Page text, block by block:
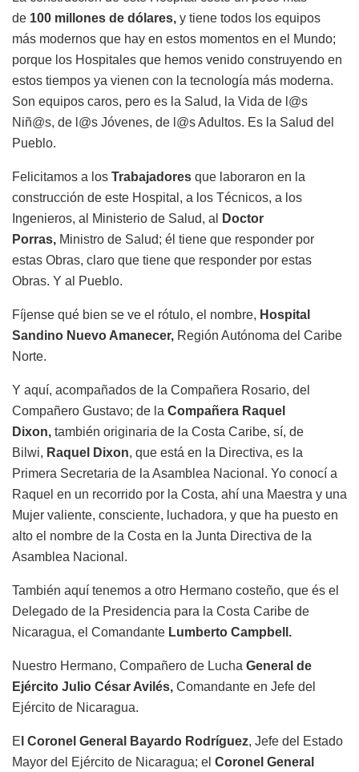
de 100 millones de dólares, y tiene todos los equipos
más modernos que hay en estos momentos en el Mundo;
porque los Hospitales que hemos venido construyendo en
estos tiempos ya vienen con la tecnología más moderna.
Son equipos caros, pero es la Salud, la Vida de l@s
Niñ@s, de l@s Jóvenes, de l@s Adultos. Es la Salud del
Pueblo.
Felicitamos a los Trabajadores que laboraron en la
construcción de este Hospital, a los Técnicos, a los
Ingenieros, al Ministerio de Salud, al
Doctor
Porras, Ministro de Salud; él tiene que responder por
estas Obras, claro que tiene que responder por estas
Obras. Y al Pueblo.
Fíjense qué bien se ve el rótulo, el nombre, Hospital
Sandino Nuevo Amanecer, Región Autónoma del Caribe
Norte.
Y aquí, acompañados de la Compañera Rosario, del
Compañero Gustavo; de la Compañera Raquel
Dixon, también originaria de la Costa Caribe, sí, de
Bilwi, Raquel Dixon, que está en la Directiva, es la
Primera Secretaria de la Asamblea Nacional. Yo conocí a
Raquel en un recorrido por la Costa, ahí una Maestra y una
Mujer valiente, consciente, luchadora, y que ha puesto en
alto el nombre de la Costa en la Junta Directiva de la
Asamblea Nacional.
También aquí tenemos a otro Hermano costeño, que és el
Delegado de la Presidencia para la Costa Caribe de
Nicaragua, el Comandante Lumberto Campbell.
Nuestro Hermano, Compañero de Lucha General de
Ejército Julio César Avilés, Comandante en Jefe del
Ejército de Nicaragua.
E l Coronel General Bayardo Rodríguez, Jefe del Estado
Mayor del Ejército de Nicaragua; el Coronel General